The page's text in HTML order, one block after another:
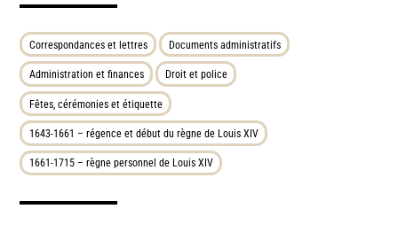
Correspondances et lettres Documents administratifs
Administration et finances Droit et police
Fêtes, cérémonies et étiquette
1643-1661 – régence et début du règne de Louis XIV
1661-1715 – règne personnel de Louis XIV